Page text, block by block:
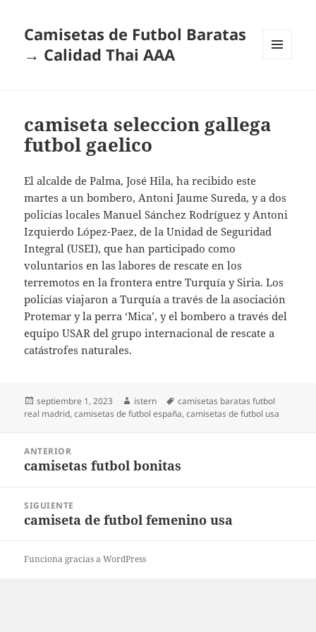
Camisetas de Futbol Baratas
→ Calidad Thai AAA
camiseta seleccion gallega
futbol gaelico
El alcalde de Palma, José Hila, ha recibido este
martes a un bombero, Antoni Jaume Sureda, y a dos
policías locales Manuel Sánchez Rodríguez y Antoni
Izquierdo López-Paez, de la Unidad de Seguridad
Integral (USEI), que han participado como
voluntarios en las labores de rescate en los
terremotos en la frontera entre Turquía y Siria. Los
policías viajaron a Turquía a través de la asociación
Protemar y la perra ‘Mica’, y el bombero a través del
equipo USAR del grupo internacional de rescate a
catástrofes naturales.
Publicado
el
septiembre 1, 2023 Autor
istern Etiquetas
camisetas baratas futbol
real madrid,camisetas de futbol españa,camisetas de futbol usa
entradas
ANTERIOR
Entrada
camisetas futbol bonitas
SIGUIENTE
Entrada
camiseta de futbol femenino usa
Funciona gracias a WordPress